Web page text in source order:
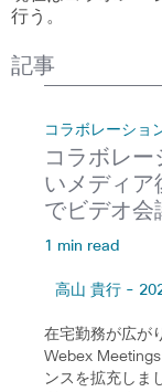
行う。
記事
コラボレーショ
コラボレ
いメディア
でビデオ会
1 min read
高山 貴行 -
在宅勤務が広が
Webex
ンスを拡充しま